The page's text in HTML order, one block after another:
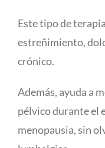
Este tipo de
estreñimiento,
crónico.
Además, ayuda a
pélvico durante el
menopausia, sin